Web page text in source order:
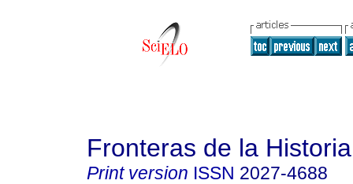
Fronteras de la Historia
Print version ISSN 2027-4688